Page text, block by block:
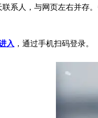
系人，与网页左右并存
入 ，通过手机扫码登录。